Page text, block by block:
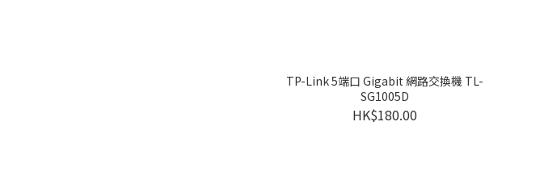
TP-Link 5端口 Gigabit 網路交換機 TL-
SG1005D
HK$180.00